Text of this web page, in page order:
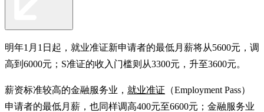
明年1月1日起，就业准证新申请者的最低月薪将从5600元，调
高到6000元；S准证的收入门槛则从3300元，升至3600元。
薪资标准较高的金融服务业， 就业准证 （Employment Pass）
申请者的最低月薪，也同样调高400元至6600元；金融服务业